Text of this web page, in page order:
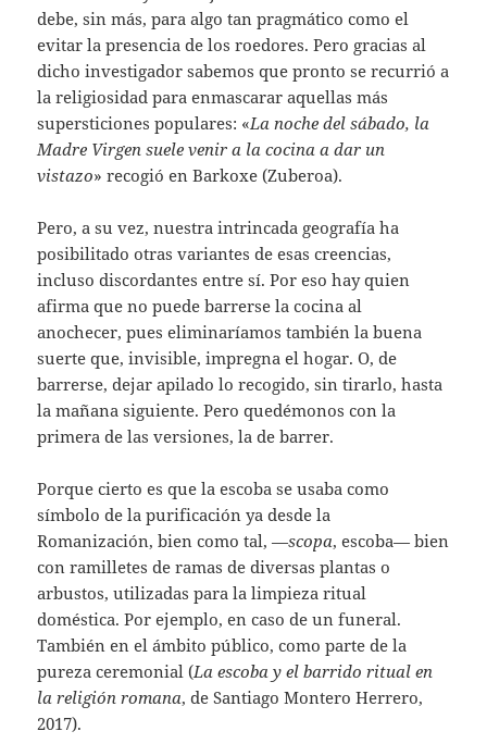
debe, sin más, para algo tan pragmático como el
evitar la presencia de los roedores. Pero gracias al
dicho investigador sabemos que pronto se recurrió a
la religiosidad para enmascarar aquellas más
supersticiones populares: «La noche del sábado, la
Madre Virgen suele venir a la cocina a dar un
vistazo» recogió en Barkoxe (Zuberoa).
Pero, a su vez, nuestra intrincada geografía ha
posibilitado otras variantes de esas creencias,
incluso discordantes entre sí. Por eso hay quien
afirma que no puede barrerse la cocina al
anochecer, pues eliminaríamos también la buena
suerte que, invisible, impregna el hogar. O, de
barrerse, dejar apilado lo recogido, sin tirarlo, hasta
la mañana siguiente. Pero quedémonos con la
primera de las versiones, la de barrer.
Porque cierto es que la escoba se usaba como
símbolo de la purificación ya desde la
Romanización, bien como tal, —scopa, escoba— bien
con ramilletes de ramas de diversas plantas o
arbustos, utilizadas para la limpieza ritual
doméstica. Por ejemplo, en caso de un funeral.
También en el ámbito público, como parte de la
pureza ceremonial (La escoba y el barrido ritual en
la religión romana, de Santiago Montero Herrero,
2017).